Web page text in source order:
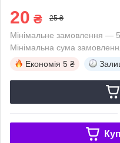
20 ₴ 25 ₴
Мінімальне замовлення —
Мінімальна сума
Економія 5 ₴